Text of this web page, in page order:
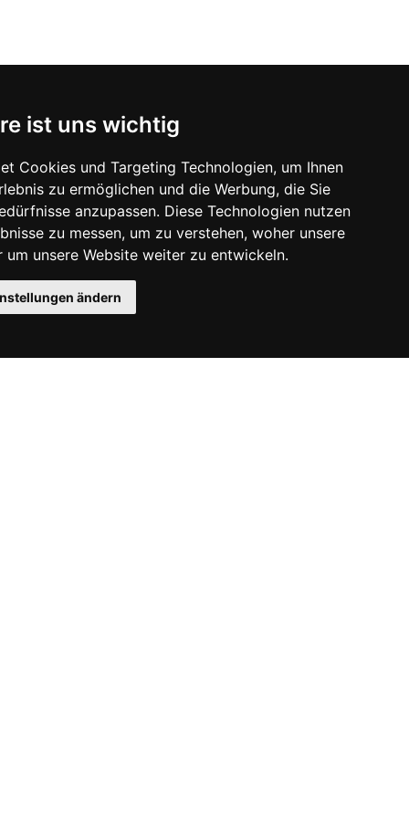
ist uns wichtig
Cookies und Targeting Technologien, um Ihnen
zu ermöglichen und die Werbung, die Sie
anzupassen. Diese Technologien nutzen
zu messen, um zu verstehen, woher unsere
um unsere Website weiter zu entwickeln.
ändern